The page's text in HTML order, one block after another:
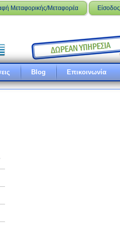
Μεταφορικής/Μεταφορέα Είσοδος
Blog Επικοινωνία